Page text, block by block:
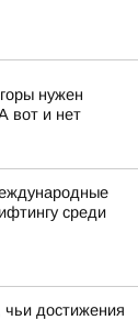
нужен
вот и нет
среди
достижения